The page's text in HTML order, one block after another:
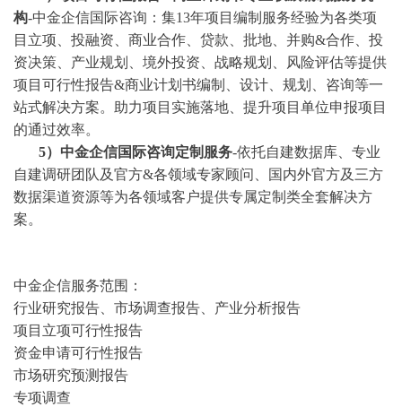
构-中金企信国际咨询：集13年项目编制服务经验为各类项
目立项、投融资、商业合作、贷款、批地、并购&合作、投
资决策、产业规划、境外投资、战略规划、风险评估等提供
项目可行性报告&商业计划书编制、设计、规划、咨询等一
站式解决方案。助力项目实施落地、提升项目单位申报项目
的通过效率。
5）中金企信国际咨询定制服务-依托自建数据库、专业
自建调研团队及官方&各领域专家顾问、国内外官方及三方
数据渠道资源等为各领域客户提供专属定制类全套解决方
案。
中金企信服务范围：
行业研究报告、市场调查报告、产业分析报告
项目立项可行性报告
资金申请可行性报告
市场研究预测报告
专项调查